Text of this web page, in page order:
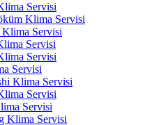
Servisi
Klima Servisi
Servisi
Servisi
Servisi
Servisi
Klima Servisi
Servisi
Servisi
Klima Servisi